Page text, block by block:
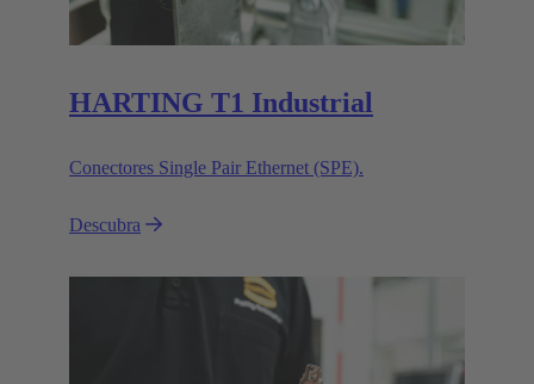
HARTING T1 Industrial
Conectores Single Pair Ethernet (SPE).
Descubra